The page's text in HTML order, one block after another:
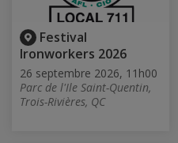
Festival
Ironworkers 2026
26 septembre 2026, 11h00
Parc de l'Ile Saint-Quentin,
Trois-Rivières, QC